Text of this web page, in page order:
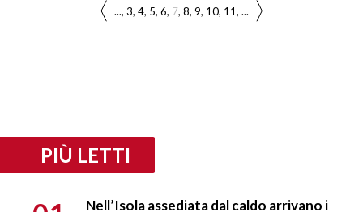
... 3 4 5 6 7 8 9 10 11 ...
PIÙ LETTI
Nell’Isola assediata dal caldo arrivano i